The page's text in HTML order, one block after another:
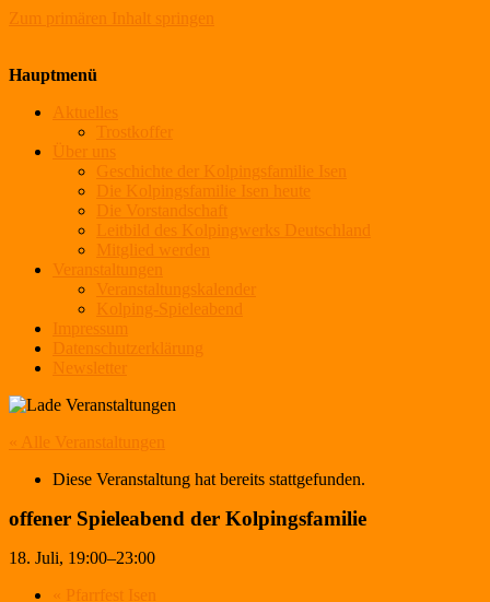
Zum primären Inhalt springen
Hauptmenü
Aktuelles
Trostkoffer
Über uns
Geschichte der Kolpingsfamilie Isen
Die Kolpingsfamilie Isen heute
Die Vorstandschaft
Leitbild des Kolpingwerks Deutschland
Mitglied werden
Veranstaltungen
Veranstaltungskalender
Kolping-Spieleabend
Impressum
Datenschutzerklärung
Newsletter
« Alle Veranstaltungen
Diese Veranstaltung hat bereits stattgefunden.
offener Spieleabend der Kolpingsfamilie
18. Juli, 19:00–23:00
«
Pfarrfest Isen